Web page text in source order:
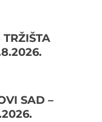
SAD –